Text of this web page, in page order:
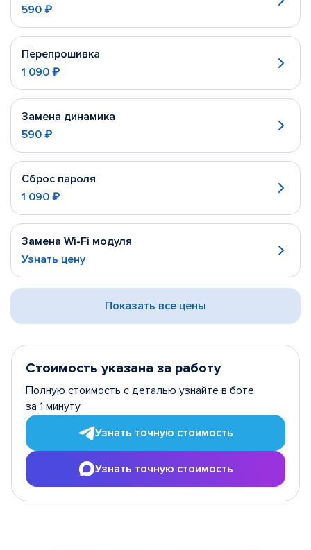
590 ₽
Перепрошивка
1 090 ₽
Замена динамика
590 ₽
Сброс пароля
1 090 ₽
Замена Wi-Fi модуля
Узнать цену
Показать все цены
Стоимость указана за работу
Полную стоимость с деталью узнайте в боте
за 1 минуту
Узнать точную стоимость
Узнать точную стоимость